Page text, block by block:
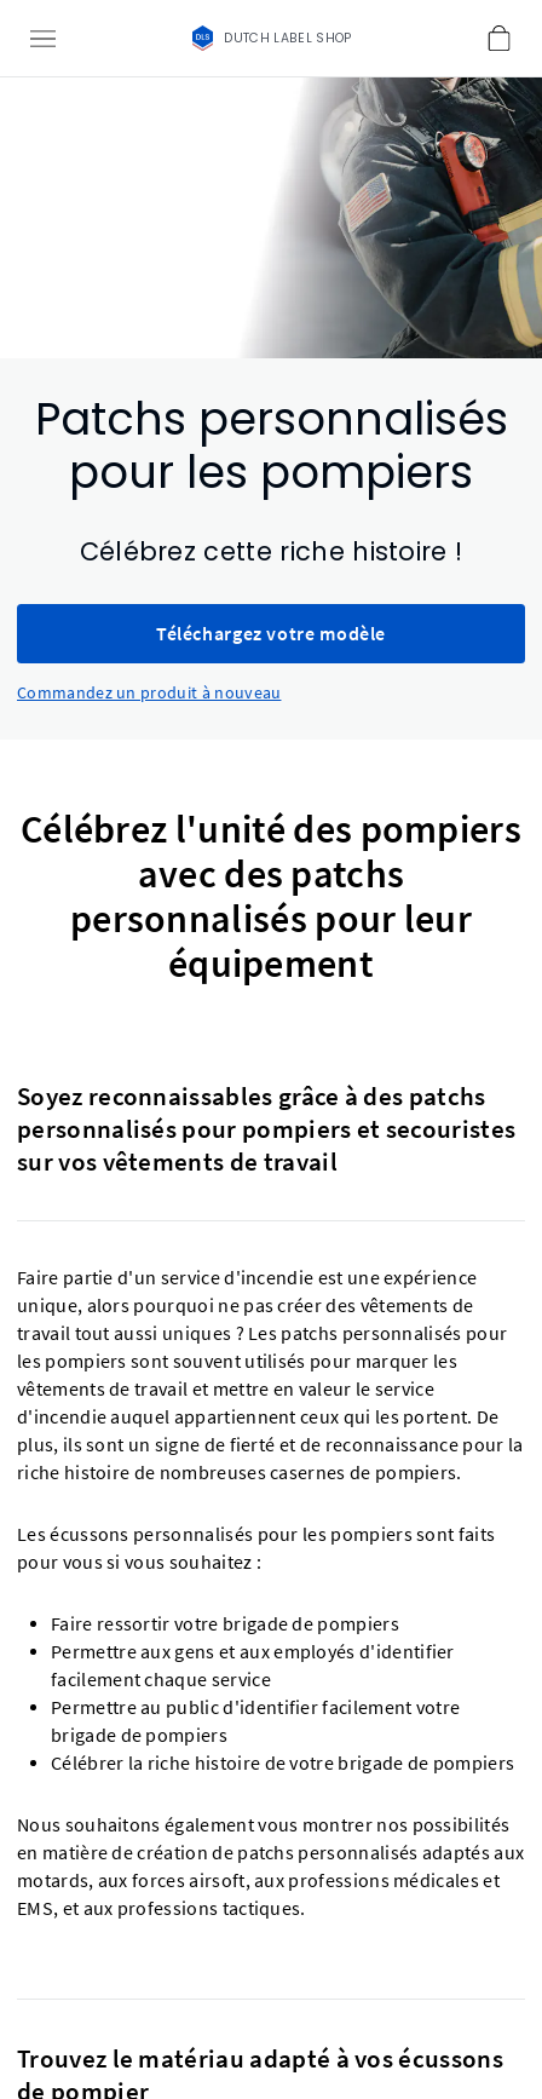
DUTCH LABEL SHOP
Patchs personnalisés
pour les pompiers
Célébrez cette riche histoire !
Téléchargez votre modèle
Commandez un produit à nouveau
Célébrez l'unité des pompiers
avec des patchs
personnalisés pour leur
équipement
Soyez reconnaissables grâce à des patchs
personnalisés pour pompiers et secouristes
sur vos vêtements de travail
Faire partie d'un service d'incendie est une expérience
unique, alors pourquoi ne pas créer des vêtements de
travail tout aussi uniques ? Les patchs personnalisés pour
les pompiers sont souvent utilisés pour marquer les
vêtements de travail et mettre en valeur le service
d'incendie auquel appartiennent ceux qui les portent. De
plus, ils sont un signe de fierté et de reconnaissance pour la
riche histoire de nombreuses casernes de pompiers.
Les écussons personnalisés pour les pompiers sont faits
pour vous si vous souhaitez :
Faire ressortir votre brigade de pompiers
Permettre aux gens et aux employés d'identifier
facilement chaque service
Permettre au public d'identifier facilement votre
brigade de pompiers
Célébrer la riche histoire de votre brigade de pompiers
Nous souhaitons également vous montrer nos possibilités
en matière de création de patchs personnalisés adaptés aux
motards, aux forces airsoft, aux professions médicales et
EMS, et aux professions tactiques.
Trouvez le matériau adapté à vos écussons
de pompier